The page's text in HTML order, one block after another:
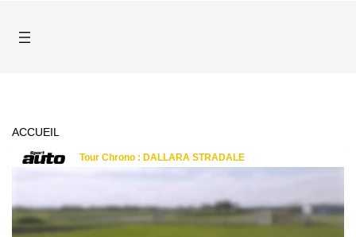
ACCUEIL